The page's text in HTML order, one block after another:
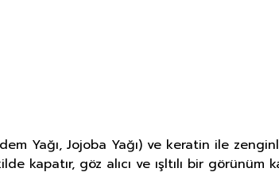
Yağı, Jojoba Yağı) ve keratin ile
kapatır, göz alıcı ve ışltılı bir görünüm